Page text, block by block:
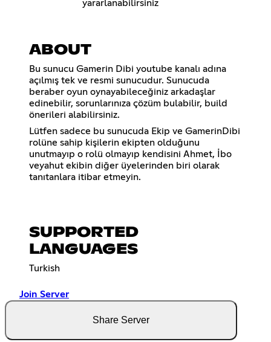
yararlanabilirsiniz
ABOUT
Bu sunucu Gamerin Dibi youtube kanalı adına
açılmış tek ve resmi sunucudur. Sunucuda
beraber oyun oynayabileceğiniz arkadaşlar
edinebilir, sorunlarınıza çözüm bulabilir, build
önerileri alabilirsiniz.
Lütfen sadece bu sunucuda Ekip ve GamerinDibi
rolüne sahip kişilerin ekipten olduğunu
unutmayıp o rolü olmayıp kendisini Ahmet, İbo
veyahut ekibin diğer üyelerinden biri olarak
tanıtanlara itibar etmeyin.
SUPPORTED
LANGUAGES
Turkish
Join Server
Share Server